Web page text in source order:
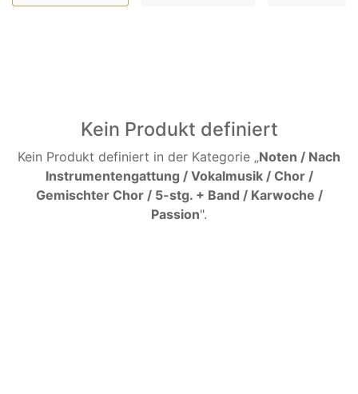
Kein Produkt definiert
Kein Produkt definiert in der Kategorie „Noten / Nach
Instrumentengattung / Vokalmusik / Chor /
Gemischter Chor / 5-stg. + Band / Karwoche /
Passion".